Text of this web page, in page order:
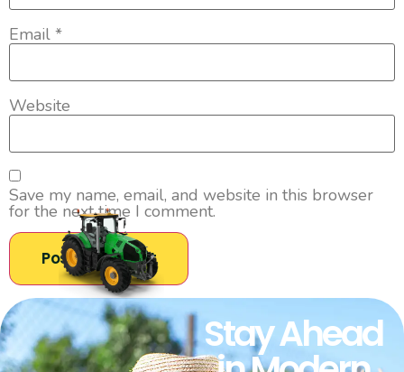
Email *
Website
Save my name, email, and website in this browser
for the next time I comment.
Stay Ahead